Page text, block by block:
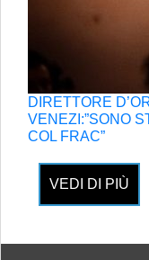
DIRETTORE
VENEZI:”SONO
COL FRAC”
VEDI DI PIÙ